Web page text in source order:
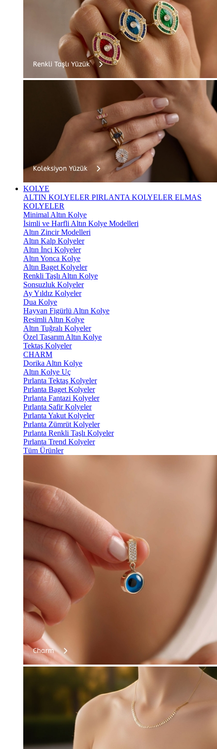
KOLYE
ALTIN KOLYELER PIRLANTA KOLYELER ELMAS
KOLYELER
Minimal Altın Kolye
İsimli ve Harfli Altın Kolye Modelleri
Altın Zincir Modelleri
Altın Kalp Kolyeler
Altın İnci Kolyeler
Altın Yonca Kolye
Altın Baget Kolyeler
Renkli Taşlı Altın Kolye
Sonsuzluk Kolyeler
Ay Yıldız Kolyeler
Dua Kolye
Hayvan Figürlü Altın Kolye
Resimli Altın Kolye
Altın Tuğralı Kolyeler
Özel Tasarım Altın Kolye
Tektaş Kolyeler
CHARM
Dorika Altın Kolye
Altın Kolye Uç
Pırlanta Tektaş Kolyeler
Pırlanta Baget Kolyeler
Pırlanta Fantazi Kolyeler
Pırlanta Safir Kolyeler
Pırlanta Yakut Kolyeler
Pırlanta Zümrüt Kolyeler
Pırlanta Renkli Taşlı Kolyeler
Pırlanta Trend Kolyeler
Tüm Ürünler